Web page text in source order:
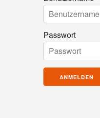
Passwort